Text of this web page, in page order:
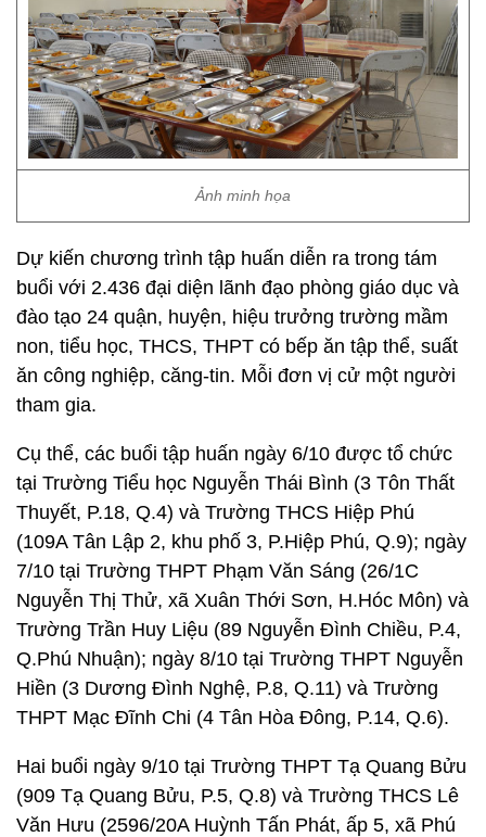
Ảnh minh họa
Dự kiến chương trình tập huấn diễn ra trong tám
buổi với 2.436 đại diện lãnh đạo phòng giáo dục và
đào tạo 24 quận, huyện, hiệu trưởng trường mầm
non, tiểu học, THCS, THPT có bếp ăn tập thể, suất
ăn công nghiệp, căng-tin. Mỗi đơn vị cử một người
tham gia.
Cụ thể, các buổi tập huấn ngày 6/10 được tổ chức
tại Trường Tiểu học Nguyễn Thái Bình (3 Tôn Thất
Thuyết, P.18, Q.4) và Trường THCS Hiệp Phú
(109A Tân Lập 2, khu phố 3, P.Hiệp Phú, Q.9); ngày
7/10 tại Trường THPT Phạm Văn Sáng (26/1C
Nguyễn Thị Thử, xã Xuân Thới Sơn, H.Hóc Môn) và
Trường Trần Huy Liệu (89 Nguyễn Đình Chiều, P.4,
Q.Phú Nhuận); ngày 8/10 tại Trường THPT Nguyễn
Hiền (3 Dương Đình Nghệ, P.8, Q.11) và Trường
THPT Mạc Đĩnh Chi (4 Tân Hòa Đông, P.14, Q.6).
Hai buổi ngày 9/10 tại Trường THPT Tạ Quang Bửu
(909 Tạ Quang Bửu, P.5, Q.8) và Trường THCS Lê
Văn Hưu (2596/20A Huỳnh Tấn Phát, ấp 5, xã Phú